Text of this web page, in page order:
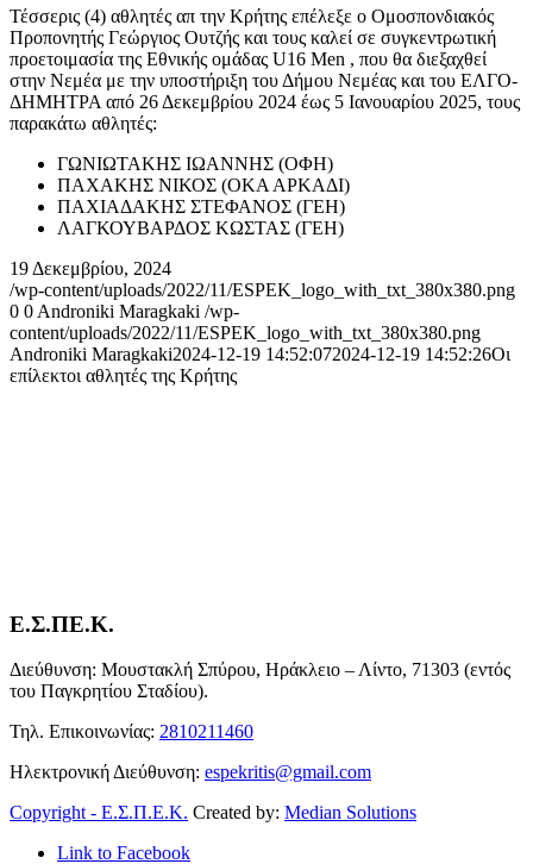
Τέσσερις (4) αθλητές απ την Κρήτης επέλεξε ο Ομοσπονδιακός
Προπονητής Γεώργιος Ουτζής και τους καλεί σε συγκεντρωτική
προετοιμασία της Εθνικής ομάδας U16 Men , που θα διεξαχθεί
στην Νεμέα με την υποστήριξη του Δήμου Νεμέας και του ΕΛΓΟ-
ΔΗΜΗΤΡΑ από 26 Δεκεμβρίου 2024 έως 5 Ιανουαρίου 2025, τους
παρακάτω αθλητές:
ΓΩΝΙΩΤΑΚΗΣ ΙΩΑΝΝΗΣ (ΟΦΗ)
ΠΑΧΑΚΗΣ ΝΙΚΟΣ (ΟΚΑ ΑΡΚΑΔΙ)
ΠΑΧΙΑΔΑΚΗΣ ΣΤΕΦΑΝΟΣ (ΓΕΗ)
ΛΑΓΚΟΥΒΑΡΔΟΣ ΚΩΣΤΑΣ (ΓΕΗ)
19 Δεκεμβρίου, 2024
/wp-content/uploads/2022/11/ESPEK_logo_with_txt_380x380.png
0 0 Androniki Maragkaki /wp-
content/uploads/2022/11/ESPEK_logo_with_txt_380x380.png
Androniki Maragkaki2024-12-19 14:52:072024-12-19 14:52:26Οι
επίλεκτοι αθλητές της Κρήτης
Ε.Σ.ΠΕ.Κ.
Διεύθυνση: Μουστακλή Σπύρου, Ηράκλειο – Λίντο, 71303 (εντός
του Παγκρητίου Σταδίου).
Τηλ. Επικοινωνίας: 2810211460
Ηλεκτρονική Διεύθυνση: espekritis@gmail.com
Copyright - Ε.Σ.Π.Ε.Κ. Created by: Median Solutions
Link to Facebook